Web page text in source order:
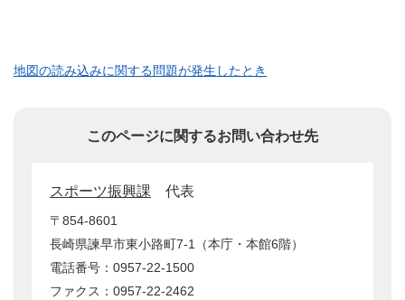
地図の読み込みに関する問題が発生したとき
このページに関するお問い合わせ先
スポーツ振興課 代表
〒854-8601
長崎県諫早市東小路町7-1（本庁・本館6階）
電話番号：0957-22-1500
ファクス：0957-22-2462